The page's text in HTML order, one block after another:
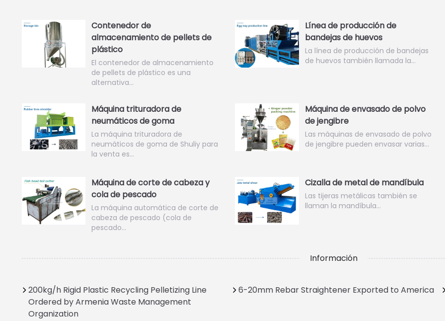
Contenedor de
almacenamiento de pellets de
plástico
El contenedor de almacenamiento
de pellets de plástico es una
alternativa…
Línea de producción de
bandejas de huevos
La línea de producción de bandejas
de huevos también llamada la…
Máquina trituradora de
neumáticos de goma
La máquina trituradora de
neumáticos de goma de Shuliy para
la venta es…
Máquina de envasado de polvo
de jengibre
Las máquinas de envasado de polvo
de jengibre pueden envasar varias…
Máquina de corte de cabeza y
cola de pescado
La máquina automática de corte de
cabeza de pescado (cola de
pescado…
Cizalla de metal de mandíbula
Las tijeras metálicas también se
llaman la mandíbula…
Información
200kg/h Rigid Plastic Recycling Pelletizing Line
Ordered by Armenia Waste Management
Organization
6-20mm Rebar Straightener Exported to America